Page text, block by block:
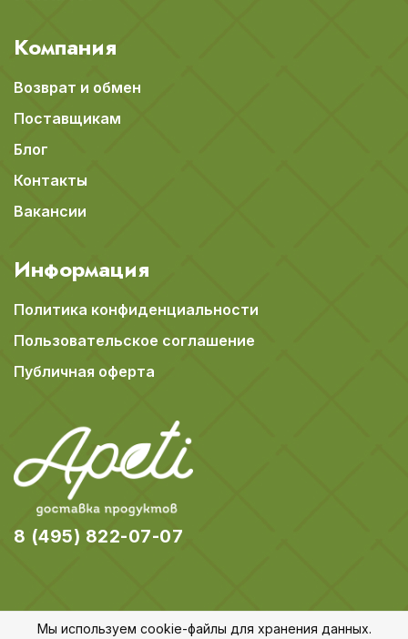
Компания
Возврат и обмен
Поставщикам
Блог
Контакты
Вакансии
Информация
Политика конфиденциальности
Пользовательское соглашение
Публичная оферта
8 (495) 822-07-07
Мы используем cookie-файлы для хранения данных.